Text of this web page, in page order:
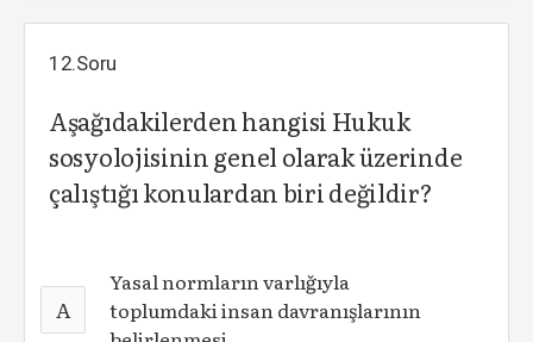
12.Soru
Aşağıdakilerden hangisi Hukuk
sosyolojisinin genel olarak üzerinde
çalıştığı konulardan biri değildir?
A
Yasal normların varlığıyla
toplumdaki insan davranışlarının